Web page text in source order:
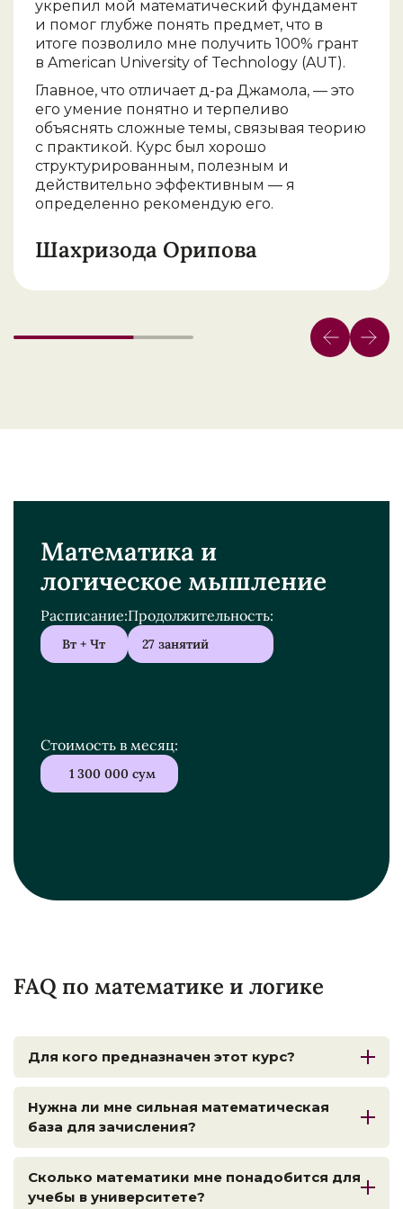
укрепил мой математический фундамент
и помог глубже понять предмет, что в
итоге позволило мне получить 100% грант
в American University of Technology (AUT).
Главное, что отличает д-ра Джамола, — это
его умение понятно и терпеливо
объяснять сложные темы, связывая теорию
с практикой. Курс был хорошо
структурированным, полезным и
действительно эффективным — я
определенно рекомендую его.
Шахризода Орипова
Математика и
логическое мышление
Расписание:
‎ ‎ ‎Вт + Чт
Продолжительность:
27 занятий
Стоимость в месяц:
‎ ‎ ‎ ‎ 1 300 000 сум
FAQ по математике и логике
Для кого предназначен этот курс?
Этот курс предназначен для учащихся 9–11
классов и недавних выпускников школ,
которые готовятся к обучению в
университете или планируют сдавать SAT
(Scholastic Assessment Test). Основное
внимание уделяется формированию
прочного математического фундамента,
Нужна ли мне сильная математическая
база для зачисления?
Учитывая требования университетского
уровня, настоятельно рекомендуется
наличие твердых знаний школьной
Сколько математики мне понадобится для
учебы в университете?